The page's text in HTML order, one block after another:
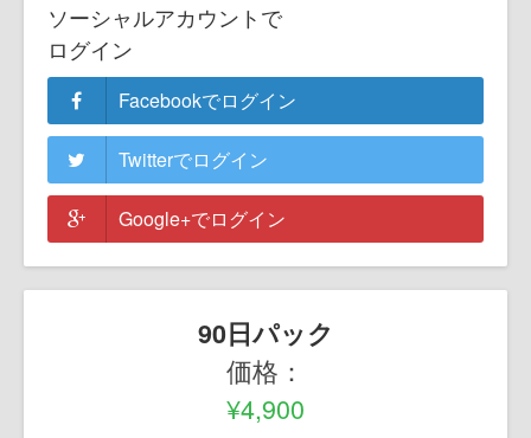
ソーシャルアカウントで
ログイン
Facebookでログイン
Twitterでログイン
Google+でログイン
90日パック
価格：
¥4,900